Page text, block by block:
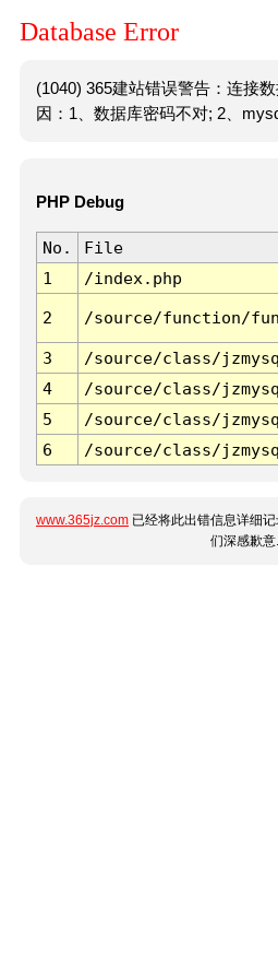
Database Error
(1040) 365建站错误警告：连接
因：1、数据库密码不对; 2、
PHP Debug
No. File
1
/index.php
2 /source/function/
3 /source/class/
4
/source/class/
5
/source/class/
6
/source/class/
www.365jz.com 已经将此出错信息详细
们深感歉意.